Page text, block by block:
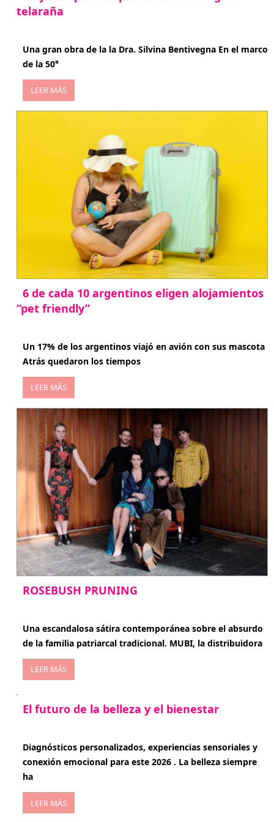
telaraña
Una gran obra de la la Dra. Silvina Bentivegna En el marco
de la 50°
LEER MÁS
6 de cada 10 argentinos eligen alojamientos
“pet friendly”
Un 17% de los argentinos viajó en avión con sus mascota
Atrás quedaron los tiempos
LEER MÁS
ROSEBUSH PRUNING
Una escandalosa sátira contemporánea sobre el absurdo
de la familia patriarcal tradicional. MUBI, la distribuidora
LEER MÁS
El futuro de la belleza y el bienestar
Diagnósticos personalizados, experiencias sensoriales y
conexión emocional para este 2026 . La belleza siempre
ha
LEER MÁS